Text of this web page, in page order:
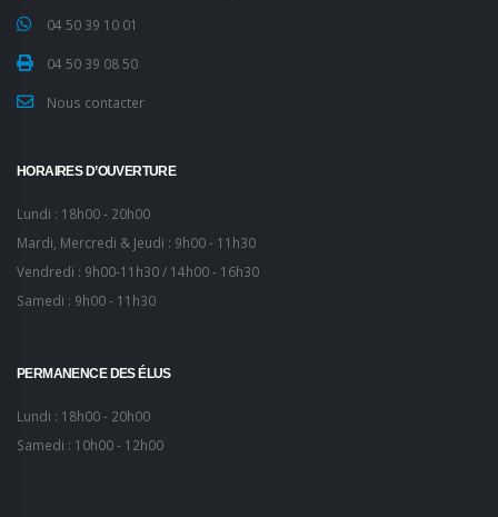
04 50 39 10 01
04 50 39 08 50
Nous contacter
HORAIRES D’OUVERTURE
Lundi : 18h00 - 20h00
Mardi, Mercredi & Jeudi : 9h00 - 11h30
Vendredi : 9h00-11h30 / 14h00 - 16h30
Samedi : 9h00 - 11h30
PERMANENCE DES ÉLUS
Lundi : 18h00 - 20h00
Samedi : 10h00 - 12h00